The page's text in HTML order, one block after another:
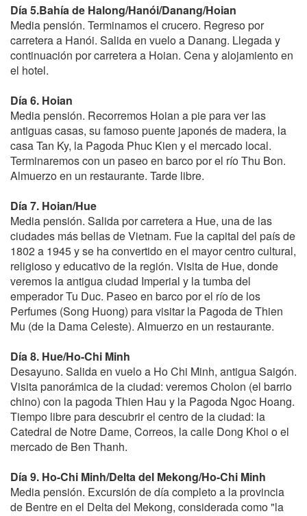
Día 5.Bahía de Halong/Hanói/Danang/Hoian
Media pensión. Terminamos el crucero. Regreso por
carretera a Hanói. Salida en vuelo a Danang. Llegada y
continuación por carretera a Hoian. Cena y alojamiento en
el hotel.
Día 6. Hoian
Media pensión. Recorremos Hoian a pie para ver las
antiguas casas, su famoso puente japonés de madera, la
casa Tan Ky, la Pagoda Phuc Kien y el mercado local.
Terminaremos con un paseo en barco por el río Thu Bon.
Almuerzo en un restaurante. Tarde libre.
Día 7. Hoian/Hue
Media pensión. Salida por carretera a Hue, una de las
ciudades más bellas de Vietnam. Fue la capital del país de
1802 a 1945 y se ha convertido en el mayor centro cultural,
religioso y educativo de la región. Visita de Hue, donde
veremos la antigua ciudad Imperial y la tumba del
emperador Tu Duc. Paseo en barco por el río de los
Perfumes (Song Huong) para visitar la Pagoda de Thien
Mu (de la Dama Celeste). Almuerzo en un restaurante.
Día 8. Hue/Ho-Chi Minh
Desayuno. Salida en vuelo a Ho Chi Minh, antigua Saigón.
Visita panorámica de la ciudad: veremos Cholon (el barrio
chino) con la pagoda Thien Hau y la Pagoda Ngoc Hoang.
Tiempo libre para descubrir el centro de la ciudad: la
Catedral de Notre Dame, Correos, la calle Dong Khoi o el
mercado de Ben Thanh.
Día 9. Ho-Chi Minh/Delta del Mekong/Ho-Chi Minh
Media pensión. Excursión de día completo a la provincia
de Bentre en el Delta del Mekong, considerada como "la